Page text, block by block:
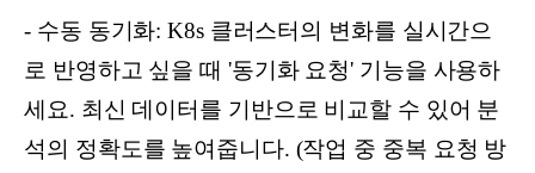
- 수동 동기화: K8s 클러스터의 변화를 실시간으
로 반영하고 싶을 때 '동기화 요청' 기능을 사용하
세요. 최신 데이터를 기반으로 비교할 수 있어 분
석의 정확도를 높여줍니다. (작업 중 중복 요청 방